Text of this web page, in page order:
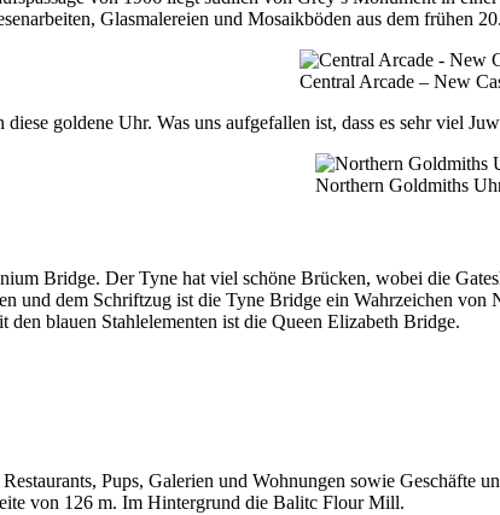
Glasmalereien und Mosaikböden aus dem frühen
Central Arcade – New
goldene Uhr. Was uns aufgefallen ist, dass es sehr viel
Northern Goldmiths
Bridge. Der Tyne hat viel schöne Brücken, wobei die
und dem Schriftzug ist die Tyne Bridge ein Wahrzeichen
blauen Stahlelementen ist die Queen Elizabeth Bridge.
Pups, Galerien und Wohnungen sowie
von 126 m. Im Hintergrund die Balitc Flour Mill.